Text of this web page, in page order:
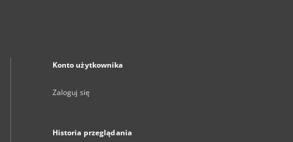
Konto użytkownika
Zaloguj się
Historia przeglądania